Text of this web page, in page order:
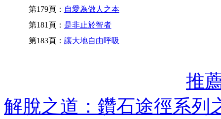
第179頁： 自愛為做人之本
第181頁： 是非止於智者
第183頁： 讓大地自由呼吸
推
解脫之道：鑽石途徑系